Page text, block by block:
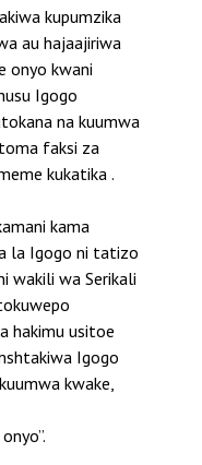
kupumzika
au hajaajiriwa
onyo kwani
Igogo
na kuumwa
faksi za
kukatika .
kama
la Igogo ni tatizo
wakili wa Serikali
hakimu usitoe
Igogo
kwake,